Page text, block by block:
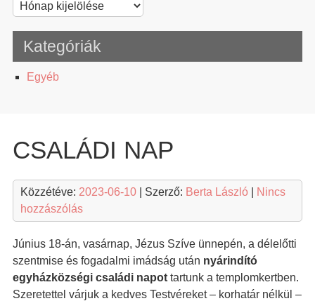
Archívum
Kategóriák
Egyéb
CSALÁDI NAP
Közzétéve: 2023-06-10| Szerző: Berta László|
Nincs
hozzászólás
Június 18-án, vasárnap, Jézus Szíve ünnepén, a délelőtti
szentmise és fogadalmi imádság után nyárindító
egyházközségi családi napottartunk a templomkertben.
Szeretettel várjuk a kedves Testvéreket – korhatár nélkül –